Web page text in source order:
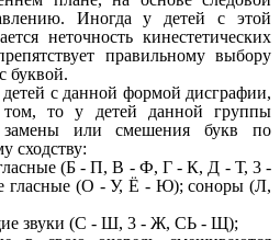
Иногда у детей с этой
неточность кинестетических
правильному выбору
буквой.
с данной формой дисграфии,
то у детей данной группы
замены или смешения букв по
сходству:
(Б - П, В - Ф, Г - К, Д - Т, 3 -
гласные (О - У, Ё - Ю); соноры (Л,
звуки (С - Ш, 3 - Ж, СЬ - Щ);